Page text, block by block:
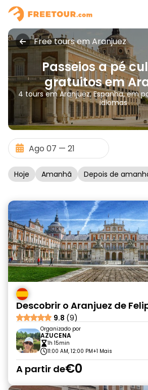
Free tours em Aranjuez
Passeios a pé
gratuitos em
4 tours em Aranjuez, Espanha, em
idiomas
Hoje Amanhã Depois de
Descobrir o Aranjuez de
9.8 (9)
Organizado por
AZUCENA
1h 15min
11:00 AM, 12:00 PM+1 Mais
A partir de€0